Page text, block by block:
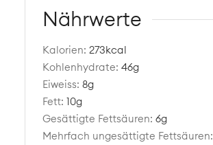
Nährwerte
Kalorien:273kcal
Kohlenhydrate:46g
Eiweiss:8g
Fett:10g
Gesättigte Fettsäuren:6g
Mehrfach ungesättigte Fettsäuren: